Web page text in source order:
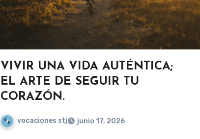
VIVIR UNA VIDA AUTÉNTICA;
EL ARTE DE SEGUIR TU
CORAZÓN.
vocaciones stj junio 17, 2026